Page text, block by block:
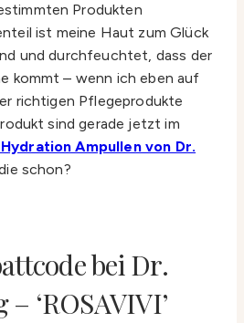
Produkten
ist meine Haut zum Glück
und durchfeuchtet, dass der
kommt – wenn ich eben auf
richtigen Pflegeprodukte
sind gerade jetzt im
Ampullen von Dr.
schon?
bei Dr.
‘ROSAVIVI’